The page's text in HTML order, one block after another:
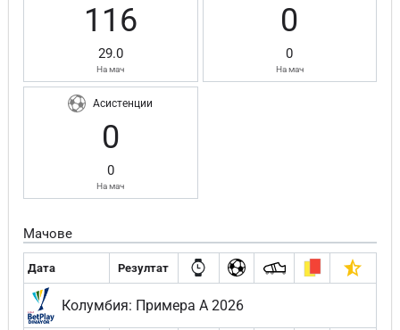
116
29.0
На мач
0
0
На мач
Асистенции
0
0
На мач
Мачове
Дата Резултат
Колумбия: Примера А 2026